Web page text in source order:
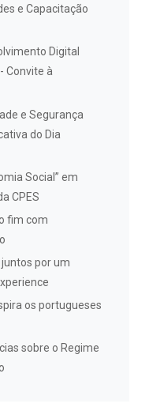
e Capacitação
Digital
Convite à
e Segurança
do Dia
Social” em
CPES
fim com
juntos por um
os portugueses
sobre o Regime